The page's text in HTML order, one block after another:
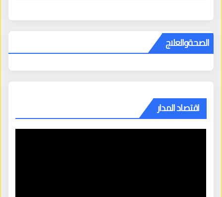
الصحةوالعلاج
اقتصاد المدار